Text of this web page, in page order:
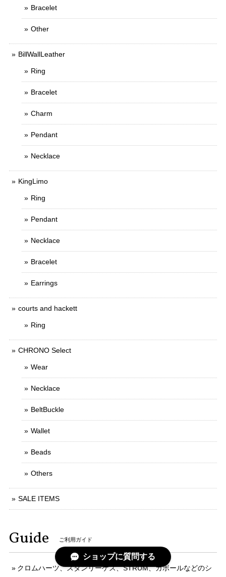
Bracelet
Other
BillWallLeather
Ring
Bracelet
Charm
Pendant
Necklace
KingLimo
Ring
Pendant
Necklace
Bracelet
Earrings
courts and hackett
Ring
CHRONO Select
Wear
Necklace
BeltBuckle
Wallet
Beads
Others
SALE ITEMS
Guide ご利用ガイド
クロムハーツ、スタンリーゲス、STRUM、ガボールなどのシ
ショップに質問する